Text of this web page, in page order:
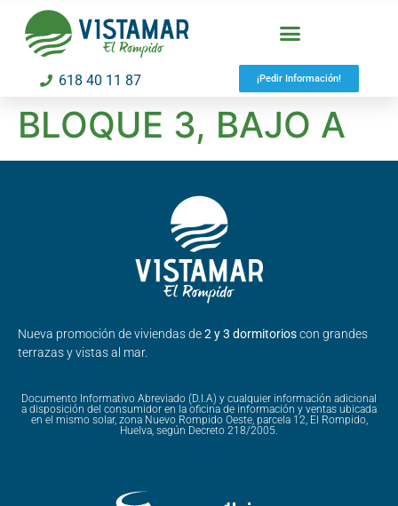
618 40 11 87 ¡Pedir Información!
BLOQUE 3, BAJO A
Nueva promoción de viviendas de2 y 3 dormitorioscon grandes
terrazas y vistas al mar.
Documento Informativo Abreviado (D.I.A) y cualquier información adicional
a disposición del consumidor en la oficina de información y ventas ubicada
en el mismo solar, zona Nuevo Rompido Oeste, parcela 12, El Rompido,
Huelva, según Decreto 218/2005.